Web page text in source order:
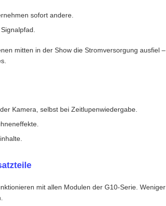
sofort andere.
mitten in der Show die Stromversorgung ausfiel –
Kamera, selbst bei Zeitlupenwiedergabe.
mit allen Modulen der G10-Serie. Weniger